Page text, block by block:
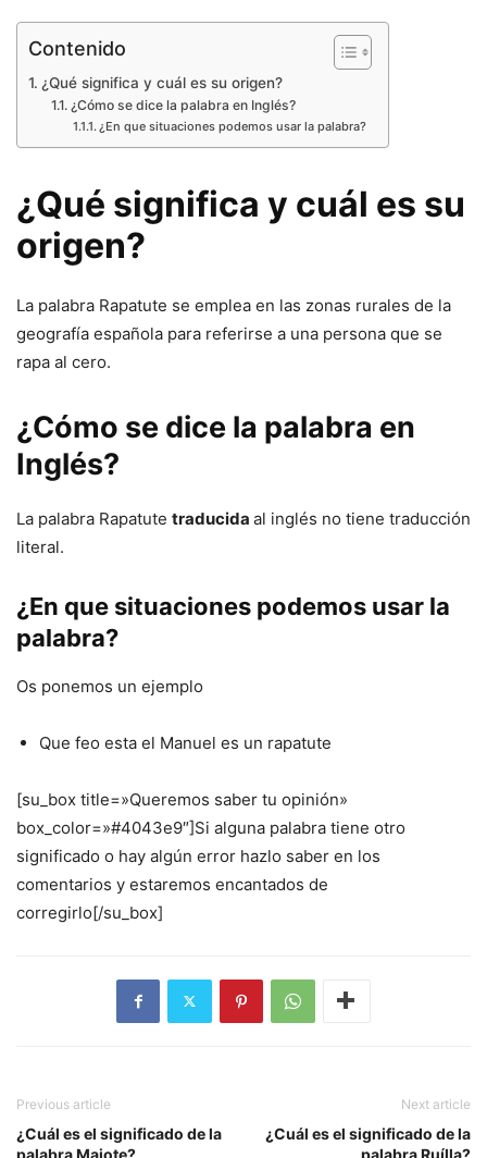
Contenido
¿Qué significa y cuál es su origen?
¿Cómo se dice la palabra en Inglés?
¿En que situaciones podemos usar la palabra?
¿Qué significa y cuál es su
origen?
La palabra Rapatute se emplea en las zonas rurales de la
geografía española para referirse a una persona que se
rapa al cero.
¿Cómo se dice la palabra en
Inglés?
La palabra Rapatute traducida al inglés no tiene traducción
literal.
¿En que situaciones podemos usar la
palabra?
Os ponemos un ejemplo
Que feo esta el Manuel es un rapatute
[su_box title=»Queremos saber tu opinión»
box_color=»#4043e9″]Si alguna palabra tiene otro
significado o hay algún error hazlo saber en los
comentarios y estaremos encantados de
corregirlo[/su_box]
Previous article
¿Cuál es el significado de la
palabra Majote?
Next article
¿Cuál es el significado de la
palabra Ruílla?